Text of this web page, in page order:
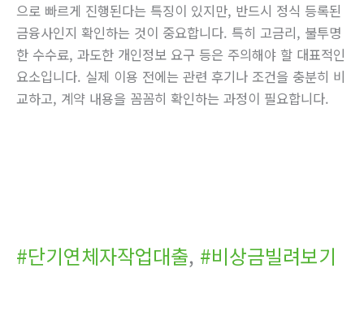
으로 빠르게 진행된다는 특징이 있지만, 반드시 정식 등록된
금융사인지 확인하는 것이 중요합니다. 특히 고금리, 불투명
한 수수료, 과도한 개인정보 요구 등은 주의해야 할 대표적인
요소입니다. 실제 이용 전에는 관련 후기나 조건을 충분히 비
교하고, 계약 내용을 꼼꼼히 확인하는 과정이 필요합니다.
#단기연체자작업대출, #비상금빌려보기